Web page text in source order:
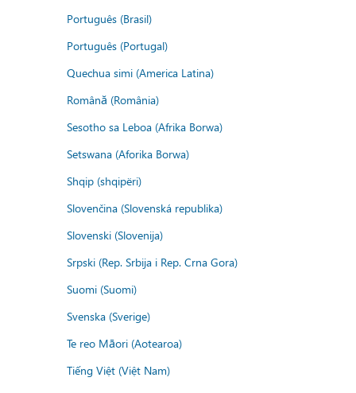
Português (Brasil)
Português (Portugal)
Quechua simi (America Latina)
Română (România)
Sesotho sa Leboa (Afrika Borwa)
Setswana (Aforika Borwa)
Shqip (shqipëri)
Slovenčina (Slovenská republika)
Slovenski (Slovenija)
Srpski (Rep. Srbija i Rep. Crna Gora)
Suomi (Suomi)
Svenska (Sverige)
Te reo Māori (Aotearoa)
Tiếng Việt (Việt Nam)